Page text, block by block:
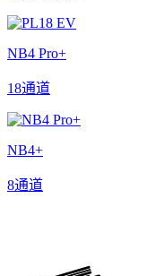
NB4 Pro+
18通道
NB4+
8通道